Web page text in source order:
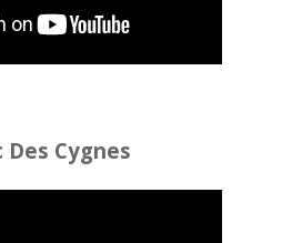
Des Cygnes